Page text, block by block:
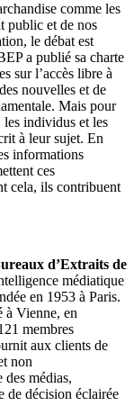
comme les
public et de nos
le débat est
a publié sa charte
sur l’accès libre à
nouvelles et de
Mais pour
les individus et les
à leur sujet. En
informations
ces
cela, ils contribuent
d’Extraits de
médiatique
en 1953 à Paris.
à Vienne, en
membres
aux clients de
non
des médias,
de décision éclairée